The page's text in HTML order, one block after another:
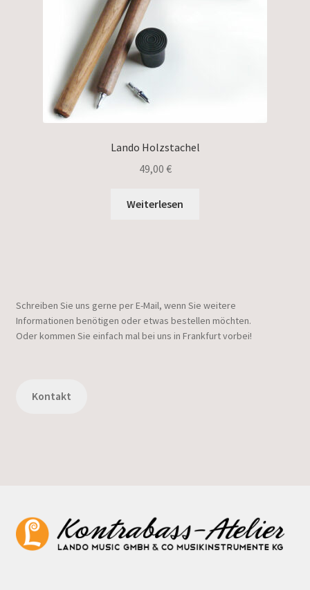
Lando Holzstachel
49,00 €
Weiterlesen
Schreiben Sie uns gerne per E-Mail, wenn Sie weitere
Informationen benötigen oder etwas bestellen möchten.
Oder kommen Sie einfach mal bei uns in Frankfurt vorbei!
Kontakt